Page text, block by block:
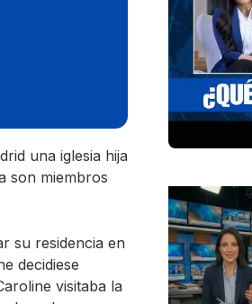
una iglesia hija
son miembros
su residencia en
decidiese
visitaba la